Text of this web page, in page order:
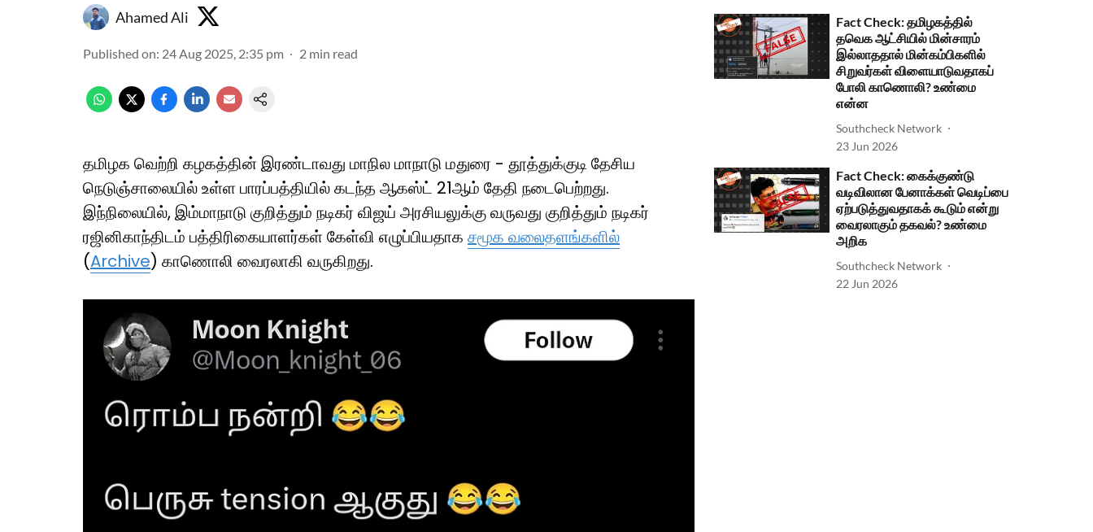
Ahamed Ali
Published on: 24 Aug 2025, 2:35 pm 2 min read
தமிழக வெற்றி கழகத்தின் இரண்டாவது மாநில மாநாடு மதுரை - தூத்துக்குடி தேசிய
நெடுஞ்சாலையில் உள்ள பாரப்பத்தியில் கடந்த ஆகஸ்ட் 21ஆம் தேதி நடைபெற்றது.
இந்நிலையில், இம்மாநாடு குறித்தும் நடிகர் விஜய் அரசியலுக்கு வருவது குறித்தும் நடிகர்
ரஜினிகாந்திடம் பத்திரிகையாளர்கள் கேள்வி எழுப்பியதாக சமூக வலைதளங்களில்
(Archive) காணொலி வைரலாகி வருகிறது.
Fact Check: தமிழகத்தில்
தவெக ஆட்சியில் மின்சாரம்
இல்லாததால் மின்கம்பிகளில்
சிறுவர்கள் விளையாடுவதாகப்
போலி காணொலி? உண்மை
என்ன
Southcheck Network
23 Jun 2026
Fact Check: கைக்குண்டு
வடிவிலான பேனாக்கள் வெடிப்பை
ஏற்படுத்துவதாகக் கூடும் என்று
வைரலாகும் தகவல்? உண்மை
அறிக
Southcheck Network
22 Jun 2026